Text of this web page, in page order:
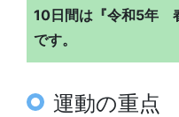
10日間は『令和5年
です。
運動の重点